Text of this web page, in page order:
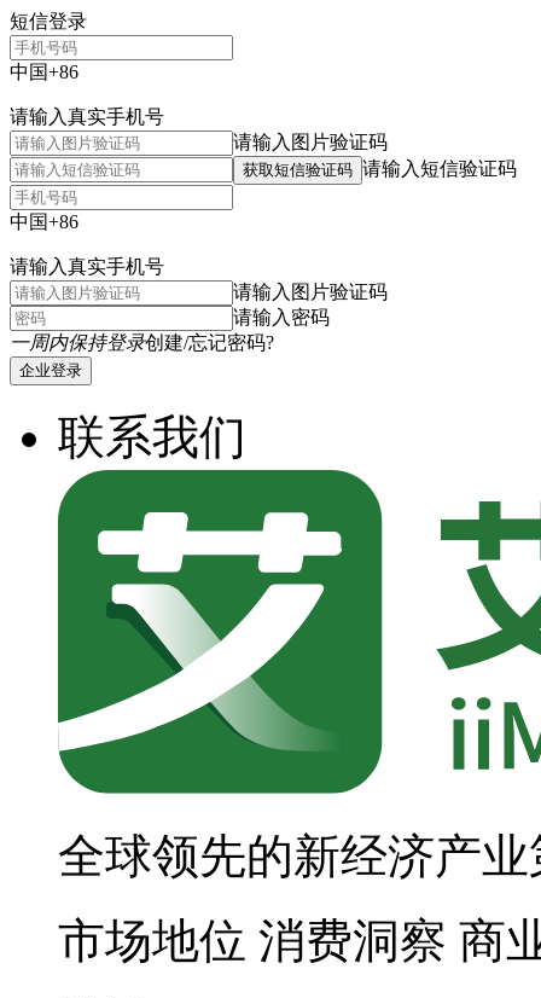
短信登录
中国+86
请输入真实手机号
请输入图片验证码
获取短信验证码 请输入短信验证码
中国+86
请输入真实手机号
请输入图片验证码
请输入密码
一周内保持登录创建/忘记密码?
企业登录
联系我们
全球领先的新经济产
市场地位 消费洞察 商